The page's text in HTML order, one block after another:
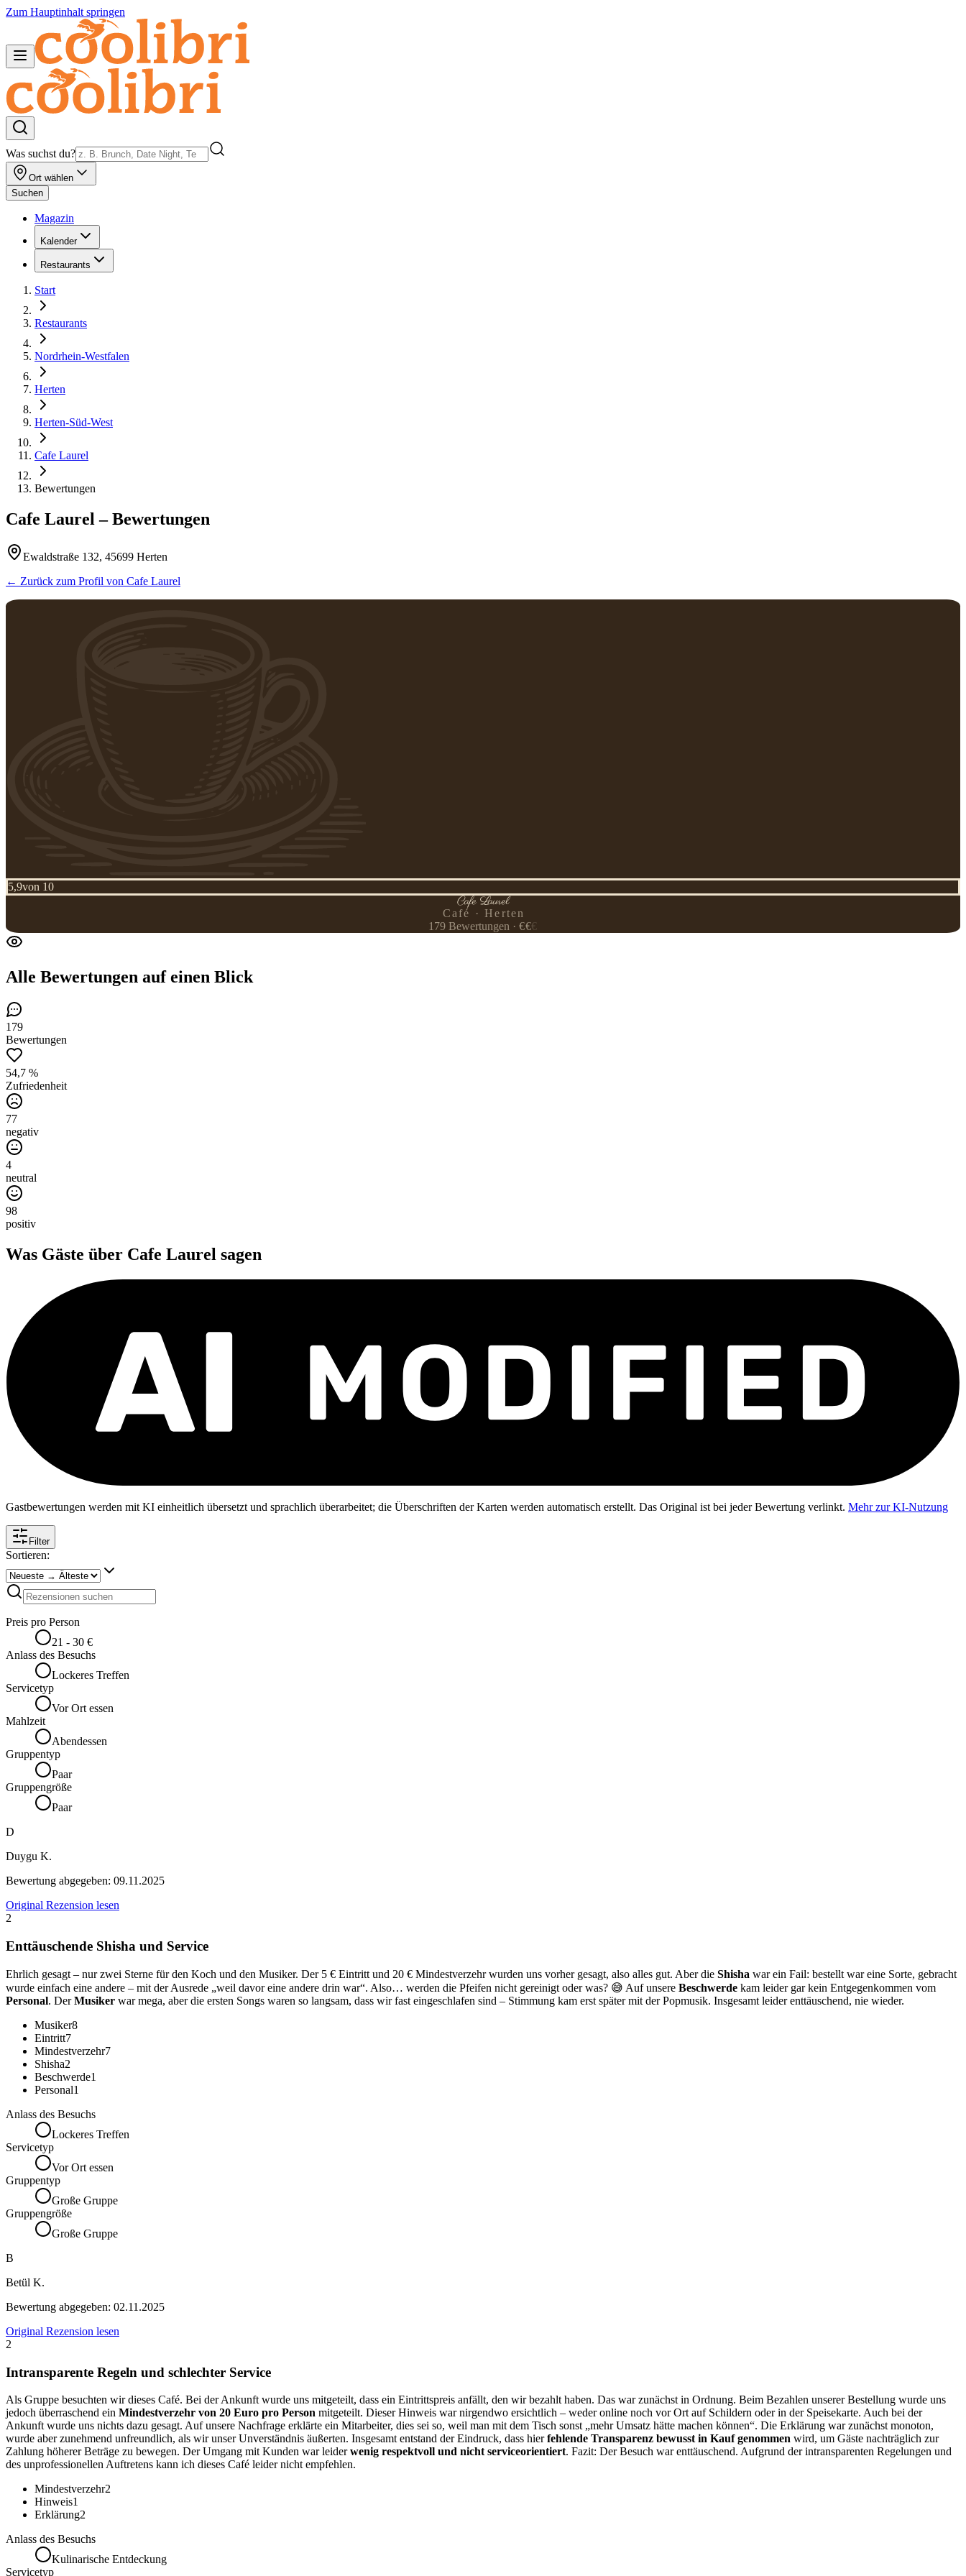
Zum Hauptinhalt springen
Was suchst du?
Ort wählen
Suchen
Magazin
Kalender
Restaurants
Start
Restaurants
Nordrhein-Westfalen
Herten
Herten-Süd-West
Cafe Laurel
Bewertungen
Cafe Laurel – Bewertungen
Ewaldstraße 132, 45699 Herten
← Zurück zum Profil von Cafe Laurel
5,9von 10
Cafe Laurel
Café · Herten
179 Bewertungen ·€€€
Alle Bewertungen auf einen Blick
179
Bewertungen
54,7 %
Zufriedenheit
77
negativ
4
neutral
98
positiv
Was Gäste über Cafe Laurel sagen
Gastbewertungen werden mit KI einheitlich übersetzt und sprachlich überarbeitet; die Überschriften der Karten werden automatisch erstellt. Das Original ist bei jeder Bewertung verlinkt. Mehr zur KI-Nutzung
Filter
Sortieren:
Preis pro Person
21 - 30 €
Anlass des Besuchs
Lockeres Treffen
Servicetyp
Vor Ort essen
Mahlzeit
Abendessen
Gruppentyp
Paar
Gruppengröße
Paar
D
Duygu K.
Bewertung abgegeben: 09.11.2025
Original Rezension lesen
2
Enttäuschende Shisha und Service
Ehrlich gesagt – nur zwei Sterne für den Koch und den Musiker. Der 5 € Eintritt und 20 € Mindestverzehr wurden uns vorher gesagt, also alles gut. Aber die Shisha war ein Fail: bestellt war eine Sorte, gebracht
wurde einfach eine andere – mit der Ausrede „weil davor eine andere drin war“. Also… werden die Pfeifen nicht gereinigt oder was? 😅 Auf unsere Beschwerde kam leider gar kein Entgegenkommen vom
Personal. DerMusiker war mega, aber die ersten Songs waren so langsam, dass wir fast eingeschlafen sind – Stimmung kam erst später mit der Popmusik. Insgesamt leider enttäuschend, nie wieder.
Musiker8
Eintritt7
Mindestverzehr7
Shisha2
Beschwerde1
Personal1
Anlass des Besuchs
Lockeres Treffen
Servicetyp
Vor Ort essen
Gruppentyp
Große Gruppe
Gruppengröße
Große Gruppe
B
Betül K.
Bewertung abgegeben: 02.11.2025
Original Rezension lesen
2
Intransparente Regeln und schlechter Service
Als Gruppe besuchten wir dieses Café. Bei der Ankunft wurde uns mitgeteilt, dass ein Eintrittspreis anfällt, den wir bezahlt haben. Das war zunächst in Ordnung. Beim Bezahlen unserer Bestellung wurde uns
jedoch überraschend ein Mindestverzehr von 20 Euro pro Person mitgeteilt. Dieser Hinweis war nirgendwo ersichtlich – weder online noch vor Ort auf Schildern oder in der Speisekarte. Auch bei der
Ankunft wurde uns nichts dazu gesagt. Auf unsere Nachfrage erklärte ein Mitarbeiter, dies sei so, weil man mit dem Tisch sonst „mehr Umsatz hätte machen können“. Die Erklärung war zunächst monoton,
wurde aber zunehmend unfreundlich, als wir unser Unverständnis äußerten. Insgesamt entstand der Eindruck, dass hierfehlende Transparenz bewusst in Kauf genommen wird, um Gäste nachträglich zur
Zahlung höherer Beträge zu bewegen. Der Umgang mit Kunden war leiderwenig respektvoll und nicht serviceorientiert. Fazit: Der Besuch war enttäuschend. Aufgrund der intransparenten Regelungen und
des unprofessionellen Auftretens kann ich dieses Café leider nicht empfehlen.
Mindestverzehr2
Hinweis1
Erklärung2
Anlass des Besuchs
Kulinarische Entdeckung
Servicetyp